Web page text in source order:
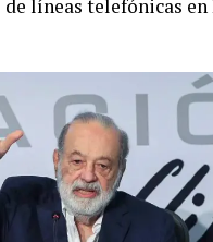
líneas telefónicas en